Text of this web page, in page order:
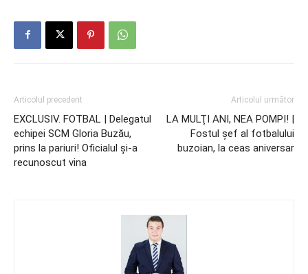
Articolul precedent
EXCLUSIV. FOTBAL | Delegatul
echipei SCM Gloria Buzău,
prins la pariuri! Oficialul şi-a
recunoscut vina
Articolul următor
LA MULŢI ANI, NEA POMPI! |
Fostul şef al fotbalului
buzoian, la ceas aniversar